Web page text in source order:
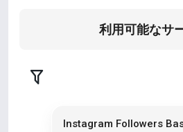
利用可能なサ
Instagram Followers